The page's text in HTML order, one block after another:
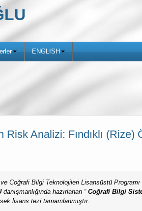
ENGLISH
Analizi: Fındıklı (Rize)
Coğrafi Bilgi Teknolojileri Lisansüstü Programı
danışmanlığında hazırlanan “ Coğrafi Bilgi
lisans tezi tamamlanmıştır.